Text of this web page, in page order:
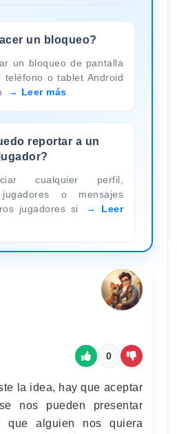
un bloqueo?
un bloqueo de pantalla
teléfono o tablet Android
Leer más
reportar a un
cualquier perfil,
o mensajes
jugadores si
Leer
0
la idea, hay que aceptar
nos pueden presentar
que alguien nos quiera